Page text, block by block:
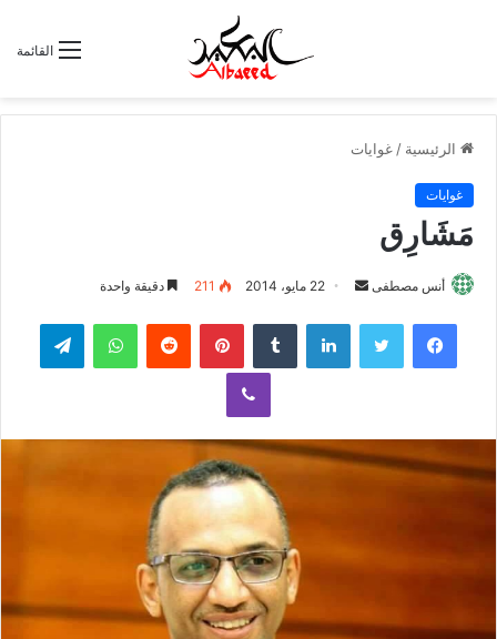
القائمة
الرئيسية / غوايات
غوايات
مَشَارِق
أنس مصطفى
ل
22 مايو، 2014 211 دقيقة واحدة
لينكدإن بينتيريست واتساب
ڤايبر